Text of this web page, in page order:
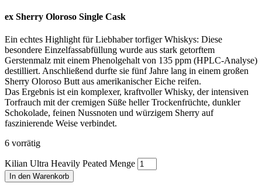
ex Sherry Oloroso Single Cask
Ein echtes Highlight für Liebhaber torfiger Whiskys: Diese
besondere Einzelfassabfüllung wurde aus stark getorftem
Gerstenmalz mit einem Phenolgehalt von 135 ppm (HPLC-Analyse)
destilliert. Anschließend durfte sie fünf Jahre lang in einem großen
Sherry Oloroso Butt aus amerikanischer Eiche reifen.
Das Ergebnis ist ein komplexer, kraftvoller Whisky, der intensiven
Torfrauch mit der cremigen Süße heller Trockenfrüchte, dunkler
Schokolade, feinen Nussnoten und würzigem Sherry auf
faszinierende Weise verbindet.
6 vorrätig
Kilian Ultra Heavily Peated Menge
In den Warenkorb